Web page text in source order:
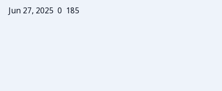
Jun 27, 2025 0 185